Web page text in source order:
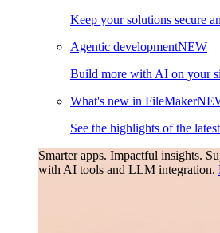
Keep your solutions secure
Agentic developmentNEW
Build more with AI on your
What's new in FileMaker
See the highlights of the
Smarter apps. Impactful insights.
with AI tools and LLM integration.